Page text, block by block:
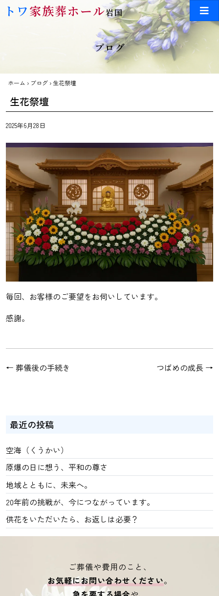
Skip to main content
トワ家族葬ホール岩国
ブログ
ホーム › ブログ › 生花祭壇
生花祭壇
2025年6月28日
毎回、お客様のご要望をお伺いしています。
感謝。
← 葬儀後の手続き つばめの成長 →
最近の投稿
空海（くうかい）
原爆の日に想う、平和の尊さ
地域とともに、未来へ。
20年前の挑戦が、今につながっています。
供花をいただいたら、お返しは必要？
ご葬儀や費用のこと、
お気軽にお問い合わせください。